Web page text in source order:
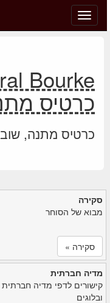
החלף
מצב
כרטיס
כרטיס מתנה,
סקירה
מבוא של הסוחר
סקירה »
מדיה חברתית
קישורים לדפי מדיה חברתית
ובלוגים